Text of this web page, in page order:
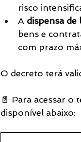
risco
A dispensa de
bens e
com prazo
O decreto terá
📄 Para acessar
disponível abaixo: